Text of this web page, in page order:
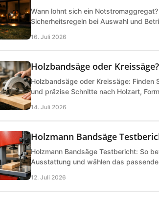
Wann lohnt sich ein
Sicherheitsregeln bei Auswahl und
16. Juli 2026
Holzbandsäge oder
Holzbandsäge oder Kreissäge: Finden
und präzise Schnitte nach Holzart,
14. Juli 2026
Holzmann Bandsäge
Holzmann Bandsäge Testbericht: So
Ausstattung und wählen das
12. Juli 2026